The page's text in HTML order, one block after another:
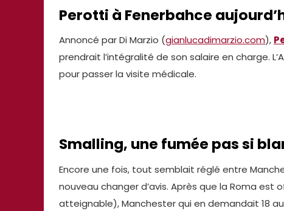
Perotti à Fenerbahce
Annoncé par Di Marzio (gianlucadimarzio.com),
prendrait l’intégralité de son salaire en charge.
pour passer la visite médicale.
Smalling, une fumée pas si
Encore une fois, tout semblait réglé entre
nouveau changer d’avis. Après que la Roma
atteignable), Manchester qui en demandait 18